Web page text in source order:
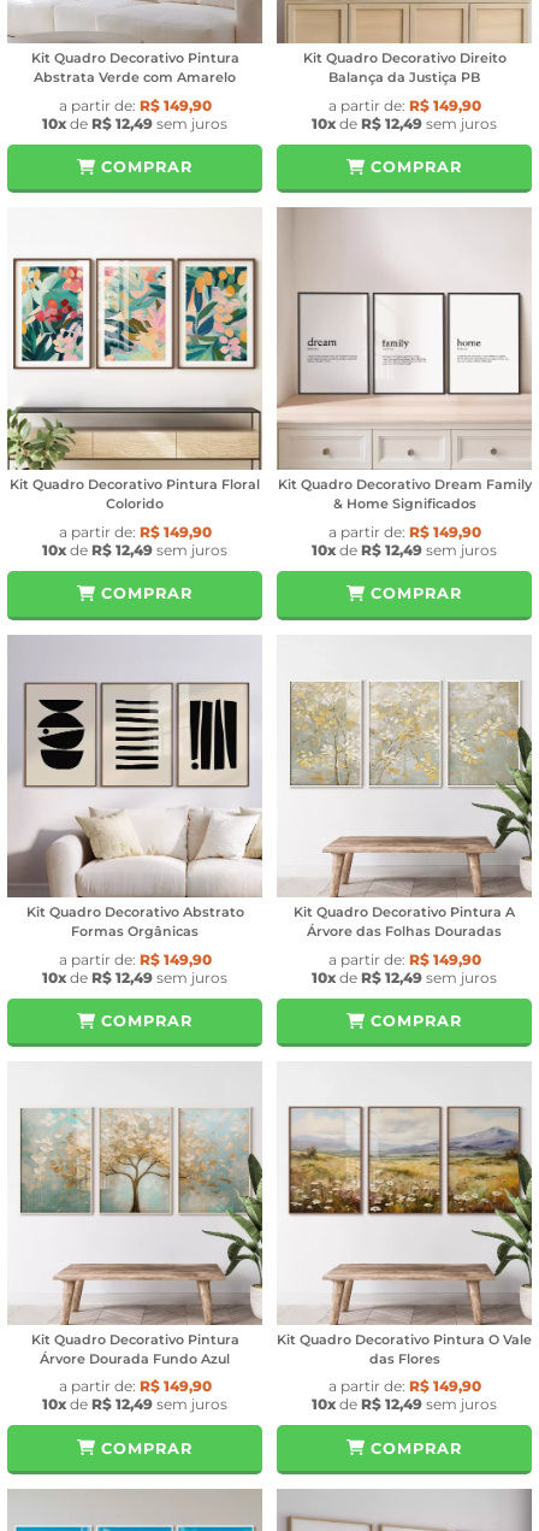
Kit Quadro Decorativo Pintura
Abstrata Verde com Amarelo
a partir de: R$ 149,90
10x de R$ 12,49 sem juros
COMPRAR
Kit Quadro Decorativo Direito
Balança da Justiça PB
a partir de: R$ 149,90
10x de R$ 12,49 sem juros
COMPRAR
Kit Quadro Decorativo Pintura Floral
Colorido
a partir de: R$ 149,90
10x de R$ 12,49 sem juros
COMPRAR
Kit Quadro Decorativo Dream Family
& Home Significados
a partir de: R$ 149,90
10x de R$ 12,49 sem juros
COMPRAR
Kit Quadro Decorativo Abstrato
Formas Orgânicas
a partir de: R$ 149,90
10x de R$ 12,49 sem juros
COMPRAR
Kit Quadro Decorativo Pintura A
Árvore das Folhas Douradas
a partir de: R$ 149,90
10x de R$ 12,49 sem juros
COMPRAR
Kit Quadro Decorativo Pintura
Árvore Dourada Fundo Azul
a partir de: R$ 149,90
10x de R$ 12,49 sem juros
COMPRAR
Kit Quadro Decorativo Pintura O Vale
das Flores
a partir de: R$ 149,90
10x de R$ 12,49 sem juros
COMPRAR